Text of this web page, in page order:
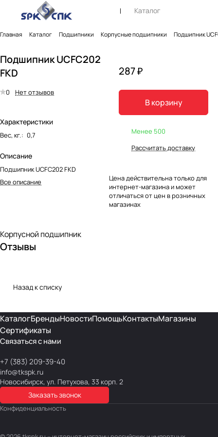
Каталог
Главная Каталог Подшипники Корпусные подшипники Подшипник
Подшипник UCFC202
FKD
0 Нет отзывов
Характеристики
Вес, кг.: 0,7
Описание
Подшипник UCFC202 FKD
Все описание
287 ₽
В корзину
Менее 500
Рассчитать доставку
Цена действительна только для
интернет-магазина и может
отличаться от цен в розничных
магазинах
Корпусной подшипник
Отзывы
Назад к списку
КаталогБрендыНовостиПомощьКонтактыМагазины
Сертификаты
Связаться с нами
+7 (383) 209-39-40
info@tkspk.ru
Новосибирск, ул. Петухова, 33 корп. 2
Заказать звонок
Конфиденциальность